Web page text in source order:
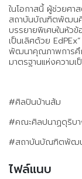
ในโอกาสนี้ ผู้ช่วยศ
สถาบันบัณฑิตพัฒนศิล
บรรยายพิเศษในหั
เป็นเลิศด้วย
พัฒนาคุณภาพการศึ
มาตรฐานแห่งความเ
#ศิลปินบ้านส้ม
#คณะศิลปนาฏดุริบ
#สถาบันบัณฑิตพัฒ
ไฟล์แนบ